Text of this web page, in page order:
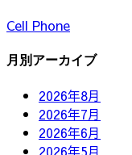
Cell Phone
月別アーカイブ
2026年8月
2026年7月
2026年6月
2026年5月